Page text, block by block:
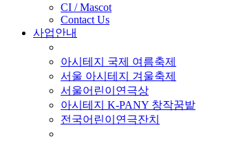
CI / Mascot
Contact Us
사업안내
아시테지 국제 여름축제
서울 아시테지 겨울축제
서울어린이연극상
아시테지 K-PANY 창작꿈밭
전국어린이연극잔치